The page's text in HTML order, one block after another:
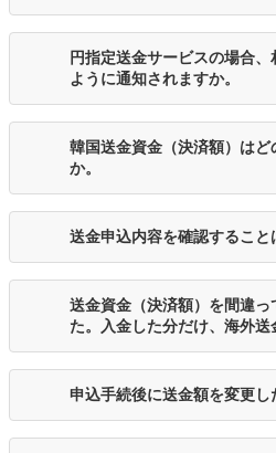
円指定送金サービスの場合
ように通知されますか。
韓国送金資金（決済額）は
か。
送金申込内容を確認すること
送金資金（決済額）を間違
た。入金した分だけ、海外送
申込手続後に送金額を変更し